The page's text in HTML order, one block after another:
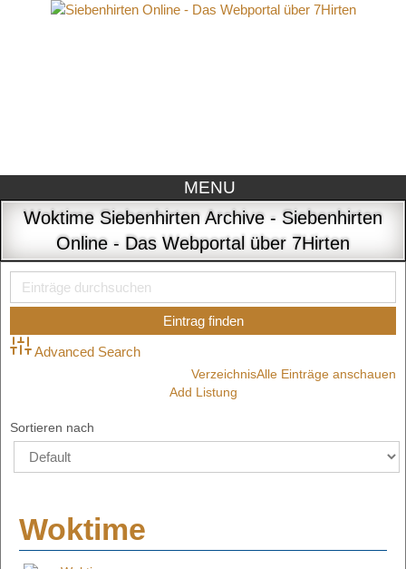
MENU
Woktime Siebenhirten Archive - Siebenhirten
Online - Das Webportal über 7Hirten
Advanced Search
VerzeichnisAlle Einträge anschauen
Add Listung
Sortieren nach
Woktime